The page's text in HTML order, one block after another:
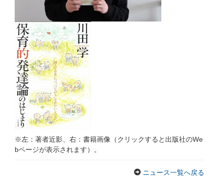
※左：著者近影、右：書籍画像（クリックすると出版社のWe
bページが表示されます）。
ニュース一覧へ戻る